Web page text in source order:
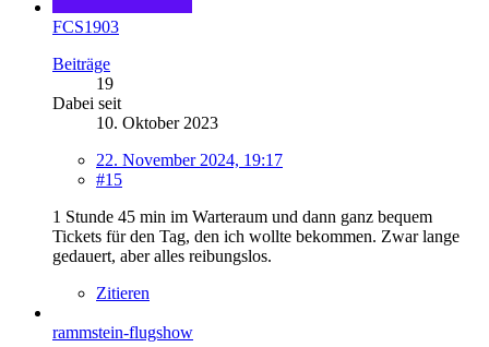
FCS1903
Beiträge
19
Dabei seit
10. Oktober 2023
22. November 2024, 19:17
#15
1 Stunde 45 min im Warteraum und dann ganz bequem
Tickets für den Tag, den ich wollte bekommen. Zwar lange
gedauert, aber alles reibungslos.
Zitieren
rammstein-flugshow